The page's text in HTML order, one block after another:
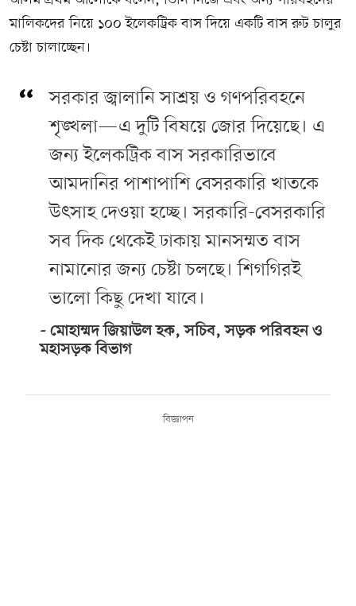
মালিকদের নিয়ে ১০০ ইলেকট্রিক বাস দিয়ে একটি বাস রুট চালুর
চেষ্টা চালাচ্ছেন।
সরকার জ্বালানি সাশ্রয় ও গণপরিবহনে
শৃঙ্খলা—এ দুটি বিষয়ে জোর দিয়েছে। এ
জন্য ইলেকট্রিক বাস সরকারিভাবে
আমদানির পাশাপাশি বেসরকারি খাতকে
উৎসাহ দেওয়া হচ্ছে। সরকারি-বেসরকারি
সব দিক থেকেই ঢাকায় মানসম্মত বাস
নামানোর জন্য চেষ্টা চলছে। শিগগিরই
ভালো কিছু দেখা যাবে।
মোহাম্মদ জিয়াউল হক, সচিব, সড়ক পরিবহন ও
মহাসড়ক বিভাগ
বিজ্ঞাপন